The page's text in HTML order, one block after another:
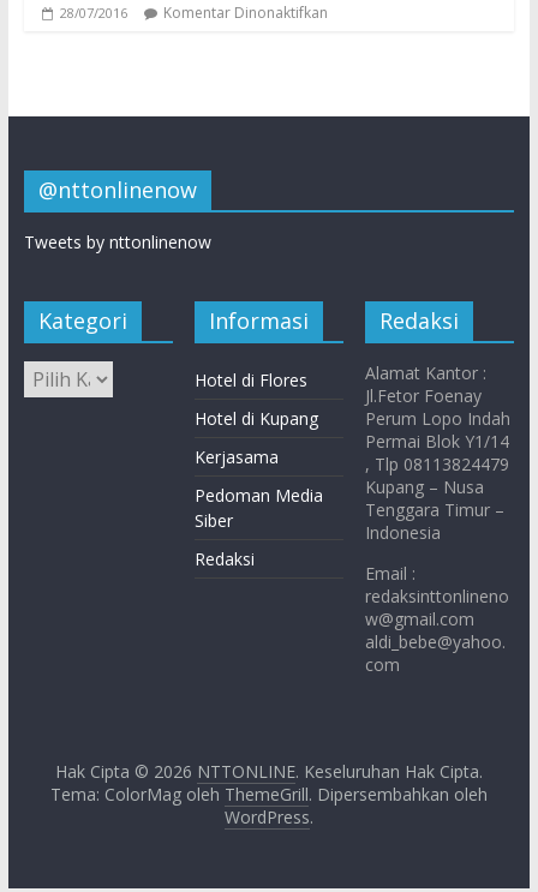
28/07/2016 Komentar Dinonaktifkan
@nttonlinenow
Tweets by nttonlinenow
Kategori Informasi
Hotel di Flores
Hotel di Kupang
Kerjasama
Pedoman Media
Siber
Redaksi
Redaksi
Alamat Kantor :
Jl.Fetor Foenay
Perum Lopo Indah
Permai Blok Y1/14
, Tlp 08113824479
Kupang – Nusa
Tenggara Timur –
Indonesia
Email :
redaksinttonlineno
w@gmail.com
aldi_bebe@yahoo.
com
Hak Cipta © 2026 NTTONLINE. Keseluruhan Hak Cipta.
Tema: ColorMag oleh ThemeGrill. Dipersembahkan oleh
WordPress.